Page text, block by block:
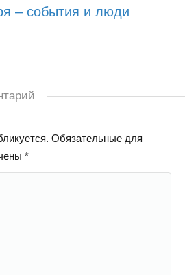
– события и люди
Обязательные для
*